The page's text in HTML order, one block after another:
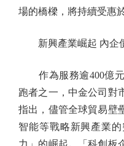
場的橋樑，將持續受惠
新興產業崛起 內企
作為服務逾400億元
跑者之一，中金公司對
指出，儘管全球貿易壁
智能等戰略新興產業
力」的崛起。「科創板